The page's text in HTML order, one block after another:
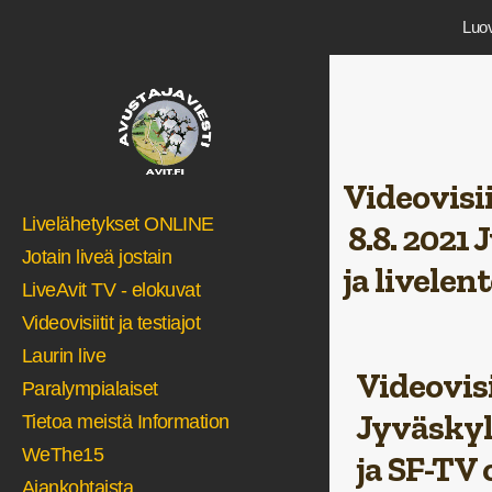
Livelähetykset ONLINE
Jotain liveä jostain
LiveAvit TV - elokuvat
Videovisiitit ja testiajot
Laurin live
Paralympialaiset
Tietoa meistä Information
WeThe15
Ajankohtaista
8.8.
ja
ja SF-